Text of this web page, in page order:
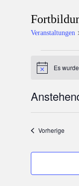
Veranstaltungen
HinweisEs
Vorherige